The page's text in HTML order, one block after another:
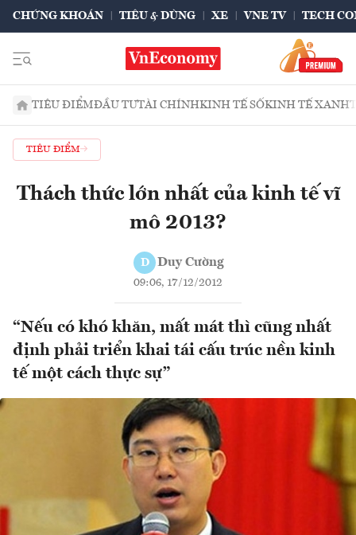
CHỨNG KHOÁN TIÊU & DÙNG XE VNE TV TECH
TIÊU ĐIỂMĐẦU TƯTÀI CHÍNHKINH TẾ SỐKINH TẾ XANH
TIÊU ĐIỂM
Thách thức lớn nhất của kinh tế vĩ
mô 2013?
D Duy Cường
09:06, 17/12/2012
“Nếu có khó khăn, mất mát thì cũng nhất
định phải triển khai tái cấu trúc nền kinh
tế một cách thực sự”